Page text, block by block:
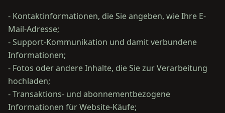
- Kontaktinformationen, die Sie angeben, wie Ihre E-
Mail-Adresse;
- Support-Kommunikation und damit verbundene
Informationen;
- Fotos oder andere Inhalte, die Sie zur Verarbeitung
hochladen;
- Transaktions- und abonnementbezogene
Informationen für Website-Käufe;